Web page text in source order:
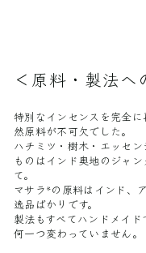
＜原料・製法へ
特別なインセンスを完全
然原料が不可欠でした。
ハチミツ・樹木・エッセ
ものはインド奥地のジャ
て。
マサラ*の原料はインド、
逸品ばかりです。
製法もすべてハンドメイ
何一つ変わっていません。